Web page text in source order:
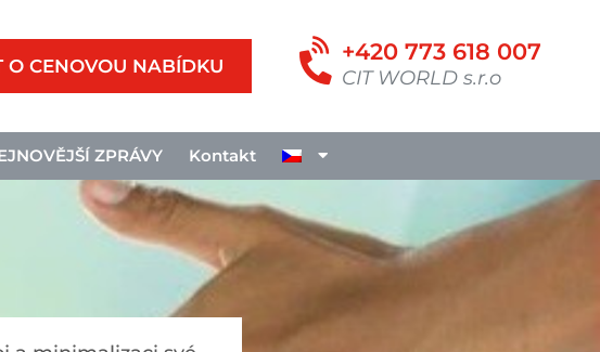
O CENOVOU NABÍDKU
+420 773 618 007
CIT WORLD s.r.o
ZPRÁVY Kontakt